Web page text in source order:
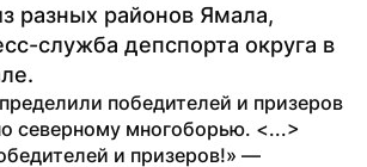
разных районов Ямала,
служба депспорта округа в
победителей и призеров
северному многоборью. <...>